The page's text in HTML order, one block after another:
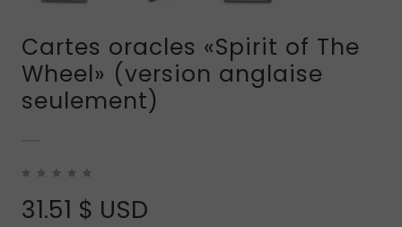
Cartes oracles «Spirit of The
Wheel» (version anglaise
seulement)
31.51 $ USD